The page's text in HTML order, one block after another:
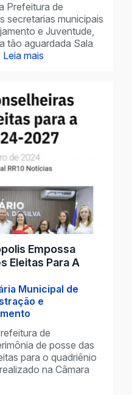
Prefeitura de
secretarias municipais
e Juventude,
tão aguardada Sala
Leia mais
Empossa
Eleitas Para A
Municipal de
e
de
de posse das
para o quadriênio
na Câmara